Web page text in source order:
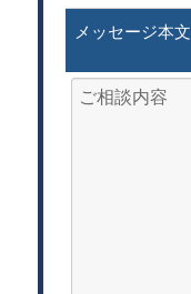
メッセージ本文